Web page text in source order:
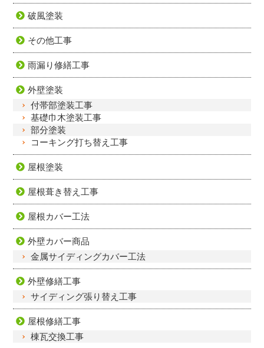
破風塗装
その他工事
雨漏り修繕工事
外壁塗装
付帯部塗装工事
基礎巾木塗装工事
部分塗装
コーキング打ち替え工事
屋根塗装
屋根葺き替え工事
屋根カバー工法
外壁カバー商品
金属サイディングカバー工法
外壁修繕工事
サイディング張り替え工事
屋根修繕工事
棟瓦交換工事